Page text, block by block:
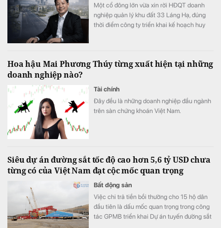
Một cổ đông lớn vừa xin rời HĐQT doanh
nghiệp quản lý khu đất 33 Láng Hạ, đúng
thời điểm công ty triển khai kế hoạch huy
Hoa hậu Mai Phương Thúy từng xuất hiện tại những
doanh nghiệp nào?
Tài chính
Đây đều là những doanh nghiệp đầu ngành
trên sàn chứng khoán Việt Nam.
Siêu dự án đường sắt tốc độ cao hơn 5,6 tỷ USD chưa
từng có của Việt Nam đạt cộc mốc quan trọng
Bất động sản
Việc chi trả tiền bồi thường cho 15 hộ dân
đầu tiên là dấu mốc quan trọng trong công
tác GPMB triển khai Dự án tuyến đường sắt